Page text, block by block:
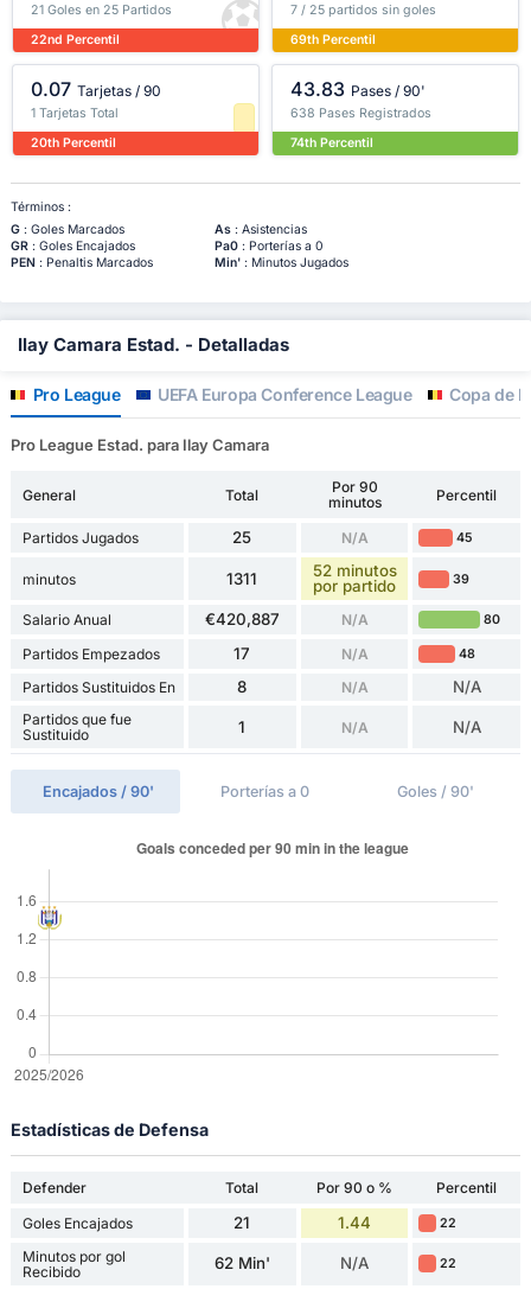
21 Goles en 25 Partidos
22nd Percentil
7 / 25 partidos sin goles
69th Percentil
0.07 Tarjetas / 90
1 Tarjetas Total
20th Percentil
43.83 Pases / 90'
638 Pases Registrados
74th Percentil
Términos :
G: Goles Marcados As: Asistencias
GR: Goles Encajados Pa0: Porterías a 0
PEN : Penaltis Marcados Min': Minutos Jugados
Ilay Camara Estad. - Detalladas
Pro League UEFA Europa Conference League Copa de
Pro League Estad. para Ilay Camara
General Total
Por 90
minutos
Percentil
Partidos Jugados 25 N/A 45
minutos 1311
52 minutos
por partido
39
Salario Anual €420,887 N/A 80
Partidos Empezados 17 N/A 48
Partidos Sustituidos En 8 N/A N/A
Partidos que fue
Sustituido
1 N/A N/A
Encajados / 90' Porterías a 0 Goles / 90'
Estadísticas de Defensa
Defender Total Por 90 o %
Percentil
Goles Encajados
21 1.44 22
Minutos por gol
Recibido
62 Min' N/A 22